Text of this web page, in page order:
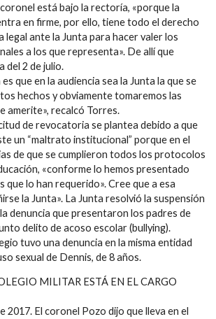
está bajo la rectoría, «porque la
en firme, por ello, tiene todo el derecho
legal ante la Junta para hacer valer los
a los que representa». De allí que
del 2 de julio.
que en la audiencia sea la Junta la que se
hechos y obviamente tomaremos las
amerite», recalcó Torres.
de revocatoria se plantea debido a que
un “maltrato institucional” porque en el
de que se cumplieron todos los protocolos
«conforme lo hemos presentado
que lo han requerido». Cree que a esa
la Junta». La Junta resolvió la suspensión
denuncia que presentaron los padres de
delito de acoso escolar (bullying).
tuvo una denuncia en la misma entidad
sexual de Dennis, de 8 años.
MILITAR ESTÁ EN EL CARGO
2017. El coronel Pozo dijo que lleva en el